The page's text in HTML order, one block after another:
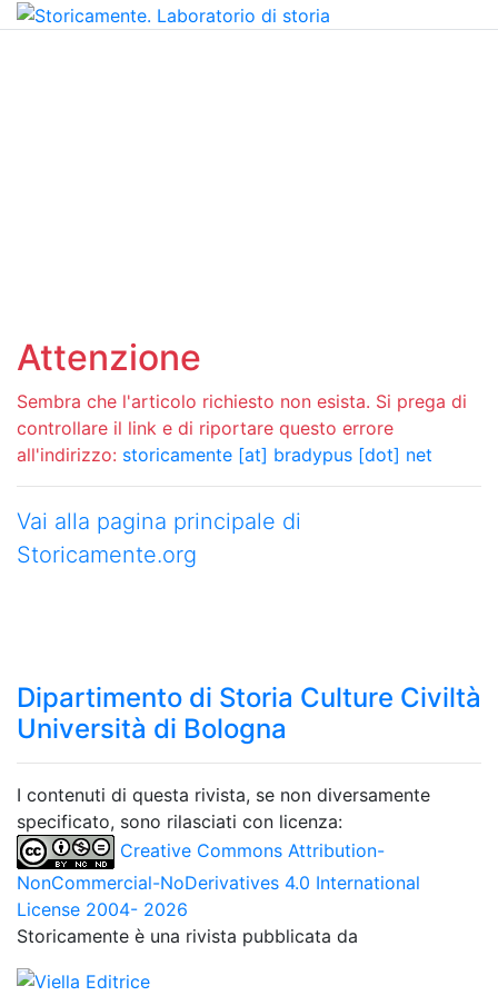
Attenzione
Sembra che l'articolo richiesto non esista. Si prega di
controllare il link e di riportare questo errore
all'indirizzo: storicamente [at] bradypus [dot] net
Vai alla pagina principale di
Storicamente.org
Dipartimento di Storia Culture Civiltà
Università di Bologna
I contenuti di questa rivista, se non diversamente
specificato, sono rilasciati con licenza:
Creative Commons Attribution-
NonCommercial-NoDerivatives 4.0 International
License 2004- 2026
Storicamente è una rivista pubblicata da